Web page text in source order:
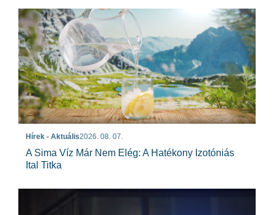
Hírek - Aktuális2026. 08. 07.
A Sima Víz Már Nem Elég: A Hatékony Izotóniás
Ital Titka